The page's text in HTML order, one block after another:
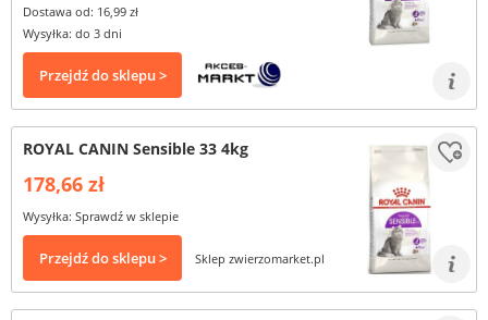
Dostawa od: 16,99 zł
Wysyłka: do 3 dni
Przejdź do sklepu >
ROYAL CANIN Sensible 33 4kg
178,66 zł
Wysyłka: Sprawdź w sklepie
Przejdź do sklepu > Sklep zwierzomarket.pl